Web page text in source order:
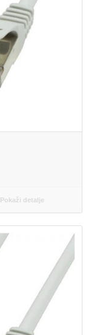
Pokaži detalje